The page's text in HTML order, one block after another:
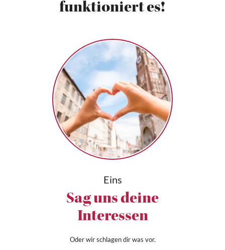
funktioniert es!
Eins
Sag uns deine
Interessen
Oder wir schlagen dir was vor.